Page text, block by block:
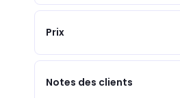
Prix
Notes des clients